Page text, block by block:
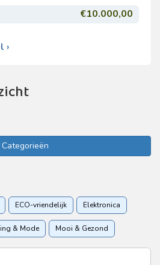
€10.000,00
›
Categorieën
ECO-vriendelijk Elektronica
& Mode Mooi & Gezond